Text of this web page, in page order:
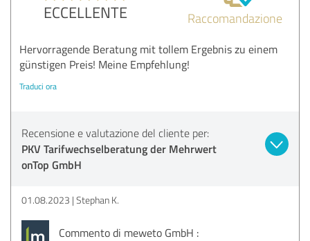
ECCELLENTE Raccomandazione
Hervorragende Beratung mit tollem Ergebnis zu einem
günstigen Preis! Meine Empfehlung!
Traduci ora
Recensione e valutazione del cliente per:
PKV Tarifwechselberatung der Mehrwert
onTop GmbH
01.08.2023 Stephan K.
Commento di meweto GmbH :